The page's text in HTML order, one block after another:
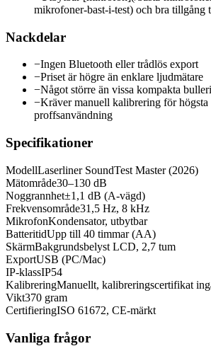
mikrofoner-bast-i-test) och bra tillgång
Nackdelar
−Ingen Bluetooth eller trådlös export
−Priset är högre än enklare ljudmätare
−Något större än vissa kompakta
−Kräver manuell kalibrering för
proffsanvändning
Specifikationer
ModellLaserliner SoundTest Master (2026)
Mätområde30–130 dB
Noggrannhet±1,1 dB (A-vägd)
Frekvensområde31,5 Hz, 8 kHz
MikrofonKondensator, utbytbar
BatteritidUpp till 40 timmar (AA)
SkärmBakgrundsbelyst LCD, 2,7 tum
ExportUSB (PC/Mac)
IP-klassIP54
KalibreringManuellt, kalibreringscertifikat
Vikt370 gram
CertifieringISO 61672, CE-märkt
Vanliga frågor